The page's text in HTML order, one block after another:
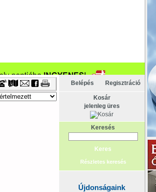
Belépés Regisztráció
Kosár
jelenleg üres
Keresés
Részletes keresés
Újdonságaink